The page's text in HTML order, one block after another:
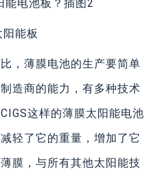
能板
薄膜电池的生产要简单
造商的能力，有多种技术
这样的薄膜太阳能电池
轻了它的重量，增加了它
膜，与所有其他太阳能技